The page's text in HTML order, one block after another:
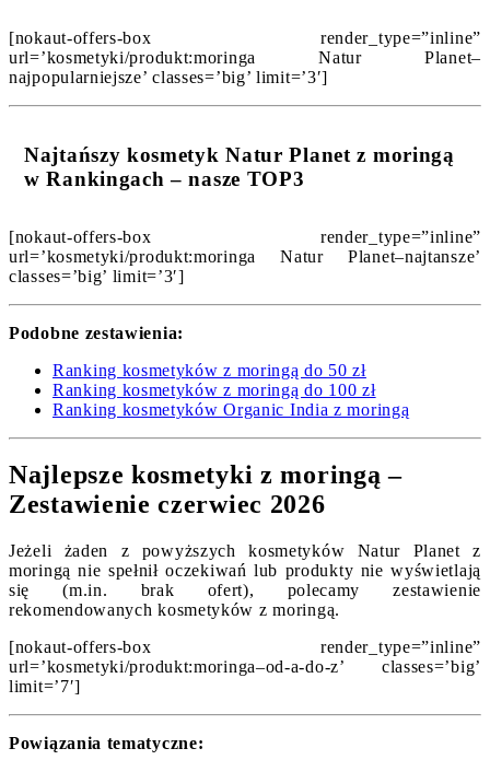
[nokaut-offers-box render_type=”inline”
url=’kosmetyki/produkt:moringa Natur Planet–
najpopularniejsze’ classes=’big’ limit=’3′]
Najtańszy kosmetyk Natur Planet z moringą
w Rankingach – nasze TOP3
[nokaut-offers-box render_type=”inline”
url=’kosmetyki/produkt:moringa Natur Planet–najtansze’
classes=’big’ limit=’3′]
Podobne zestawienia:
Ranking kosmetyków z moringą do 50 zł
Ranking kosmetyków z moringą do 100 zł
Ranking kosmetyków Organic India z moringą
Najlepsze kosmetyki z moringą –
Zestawienie czerwiec 2026
Jeżeli żaden z powyższych kosmetyków Natur Planet z
moringą nie spełnił oczekiwań lub produkty nie wyświetlają
się (m.in. brak ofert), polecamy zestawienie
rekomendowanych kosmetyków z moringą.
[nokaut-offers-box render_type=”inline”
url=’kosmetyki/produkt:moringa–od-a-do-z’ classes=’big’
limit=’7′]
Powiązania tematyczne: